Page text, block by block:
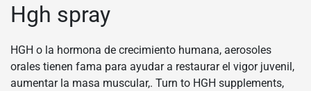
Hgh spray
HGH o la hormona de crecimiento humana, aerosoles
orales tienen fama para ayudar a restaurar el vigor juvenil,
aumentar la masa muscular,. Turn to HGH supplements,